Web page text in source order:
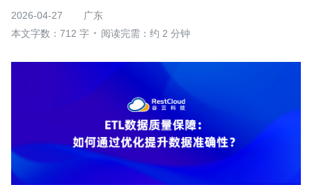
2026-04-27
广东
本文字数：712 字
阅读完需：约 2 分钟